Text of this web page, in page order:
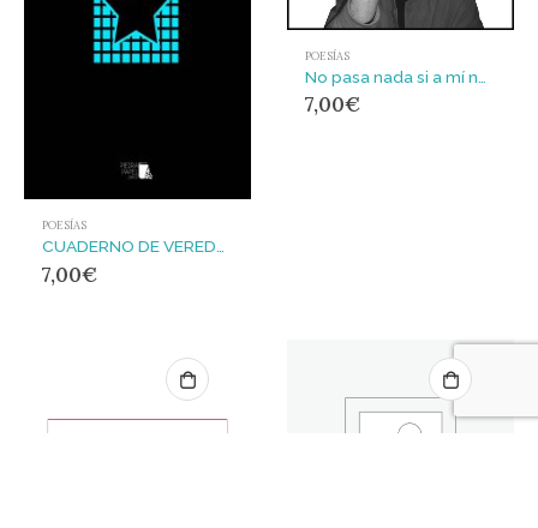
POESÍAS
CUADERNO DE VEREDAS
7,00€
POESÍAS
7,00€